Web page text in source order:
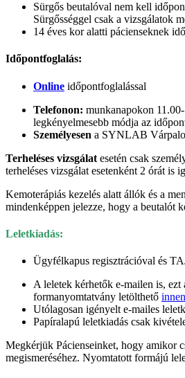
Sürgős beutalóval nem kell
Sürgősséggel csak a vizsgálatok
14 éves kor alatti pácienseknek
Időpontfoglalás:
Online időpontfoglalással
Telefonon: munkanapokon
legkényelmesebb módja az
Személyesen a SYNLAB
Terheléses vizsgálat esetén csak
terheléses vizsgálat esetenként 2 órát is
Kemoterápiás kezelés alatt állók és a
mindenképpen jelezze, hogy a beutalót
Leletkiadás:
Ügyfélkapus regisztrációval és
A leletek kérhetők e-mailen is,
formanyomtatvány letölthető innen
Utólagosan igényelt e-mailes
Papíralapú leletkiadás csak
Megkérjük Pácienseinket, hogy amikor
megismeréséhez. Nyomtatott formájú